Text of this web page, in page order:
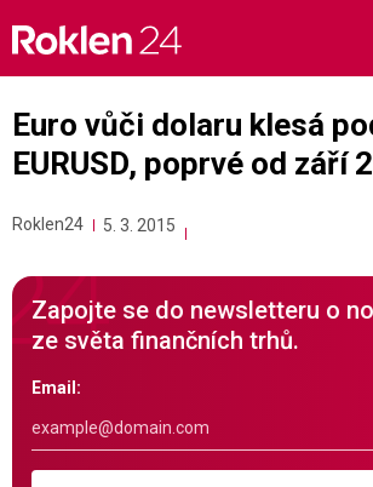
content
Euro vůči dolaru klesá
EURUSD, poprvé od září
Roklen24 5. 3. 2015
Zapojte se do newsletteru o
ze světa finančních trhů.
Email: